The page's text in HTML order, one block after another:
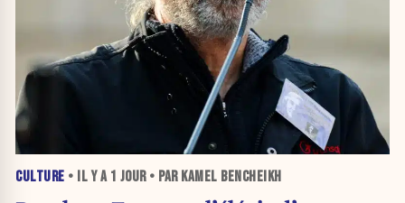
CULTURE • IL Y A 1 JOUR• PAR KAMEL BENCHEIKH